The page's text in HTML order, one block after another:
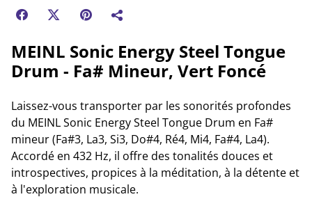
MEINL Sonic Energy Steel Tongue
Drum - Fa# Mineur, Vert Foncé
Laissez-vous transporter par les sonorités profondes
du MEINL Sonic Energy Steel Tongue Drum en Fa#
mineur (Fa#3, La3, Si3, Do#4, Ré4, Mi4, Fa#4, La4).
Accordé en 432 Hz, il offre des tonalités douces et
introspectives, propices à la méditation, à la détente et
à l'exploration musicale.